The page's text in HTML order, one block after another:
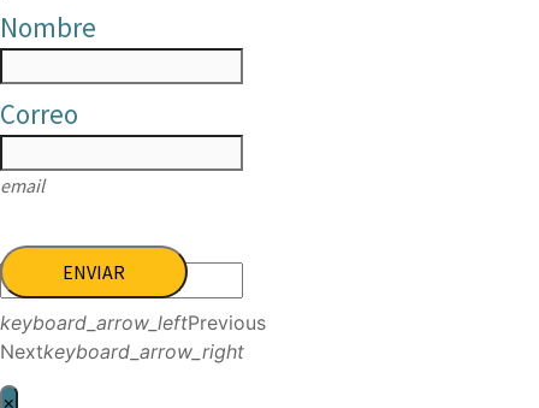
Nombre
Correo
email
ENVIAR
keyboard_arrow_leftPrevious
Nextkeyboard_arrow_right
×